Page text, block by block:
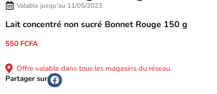
Valable jusqu'au 11/05/2023
Lait concentré non sucré Bonnet Rouge 150 g
550 FCFA
Offre valable dans tous les magasins du réseau
Partager sur